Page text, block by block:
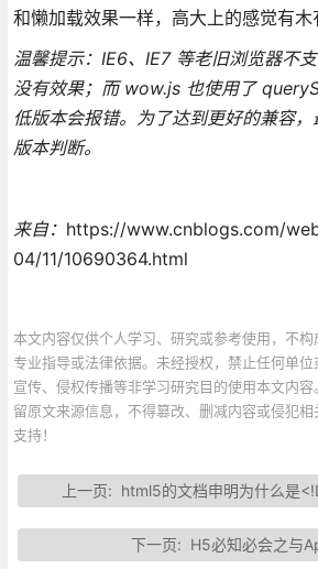
和懒加载效果一样，高大上的感觉有木
温馨提示：IE6、IE7 等老旧浏览器不
没有效果；而 wow.js 也使用了
低版本会报错。为了达到更好的兼容
版本判断。
来自： https://www.cnblogs.com/
04/11/10690364.html
本文内容仅供个人学习、研究或参考使用，不构
专业指导或法律依据。未经授权，禁止任何单
宣传、侵权传播等非学习研究目的使用本文内
留原文来源信息，不得篡改、删减内容或侵犯
支持！
上一页: html5的文档申明为什么是
下一页: H5必知必会之与